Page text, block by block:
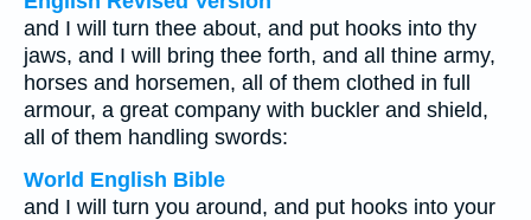
and I will turn thee about, and put hooks into thy
jaws, and I will bring thee forth, and all thine army,
horses and horsemen, all of them clothed in full
armour, a great company with buckler and shield,
all of them handling swords:
World English Bible
and I will turn you around, and put hooks into your